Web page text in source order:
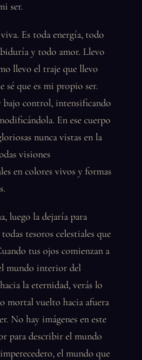
ser.
Es toda energía, todo
y todo amor. Llevo
llevo el traje que llevo
sé que es mi propio ser.
bajo control, intensificando
En ese cuerpo
nunca vistas en la
visiones
en colores vivos y formas
luego la dejaría para
tesoros celestiales que
tus ojos comienzan a
mundo interior del
la eternidad, verás lo
mortal vuelto hacia afuera
No hay imágenes en este
para describir el mundo
el mundo que